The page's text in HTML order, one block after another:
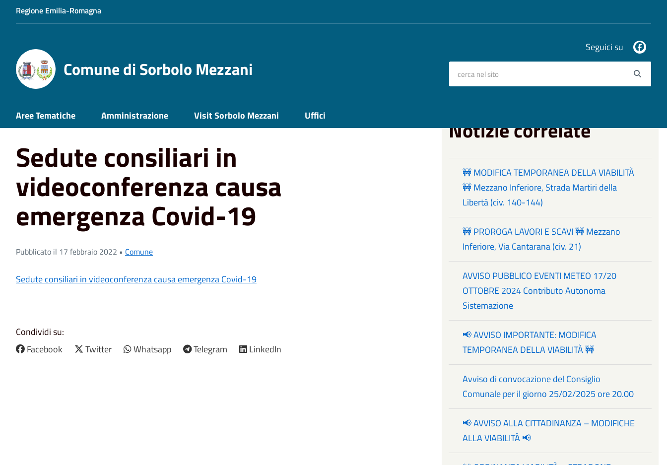
Regione Emilia-Romagna
Comune di Sorbolo Mezzani
Seguici su
Aree Tematiche Amministrazione Visit Sorbolo Mezzani Uffici
Home News Comune Sedute consiliari in videoconferenza causa emergenza Covid-19
Sedute consiliari in
videoconferenza causa
emergenza Covid-19
Pubblicato il 17 febbraio 2022 • Comune
Sedute consiliari in videoconferenza causa emergenza Covid-19
Condividi su:
Facebook
Twitter Whatsapp Telegram LinkedIn
Notizie correlate
🚧 MODIFICA TEMPORANEA DELLA VIABILITÀ
🚧 Mezzano Inferiore, Strada Martiri della
Libertà (civ. 140-144)
🚧 PROROGA LAVORI E SCAVI 🚧 Mezzano
Inferiore, Via Cantarana (civ. 21)
AVVISO PUBBLICO EVENTI METEO 17/20
OTTOBRE 2024 Contributo Autonoma
Sistemazione
📢 AVVISO IMPORTANTE: MODIFICA
TEMPORANEA DELLA VIABILITÀ 🚧
Avviso di convocazione del Consiglio
Comunale per il giorno 25/02/2025 ore 20.00
📢 AVVISO ALLA CITTADINANZA – MODIFICHE
ALLA VIABILITÀ 📢